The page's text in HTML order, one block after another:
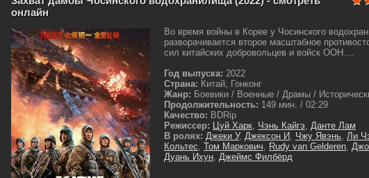
онлайн
Во время войны в Корее у Чосинского
разворачивается второе масштабное
сил китайских добровольцев и войск ООН....
Год выпуска: 2022
Страна: Китай, Гонконг
Жанр: Боевики / Военные / Драмы /
Продолжительность: 149 мин. / 02:29
Качество: BDRip
Режиссер: Цуй Харк, Чэнь Кайгэ, Данте Лам
В ролях: Джеки У, Джексон И, Чжу Явэнь, Ли
Кольтес, Том Маркович, Rudy van Gelderen,
Дуань Ихун, Джеймс Филбёрд